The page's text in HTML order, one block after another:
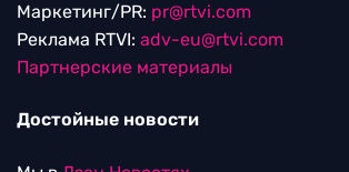
Маркетинг/PR: pr@rtvi.com
Реклама RTVI: adv-eu@rtvi.com
Партнерские материалы
Достойные новости